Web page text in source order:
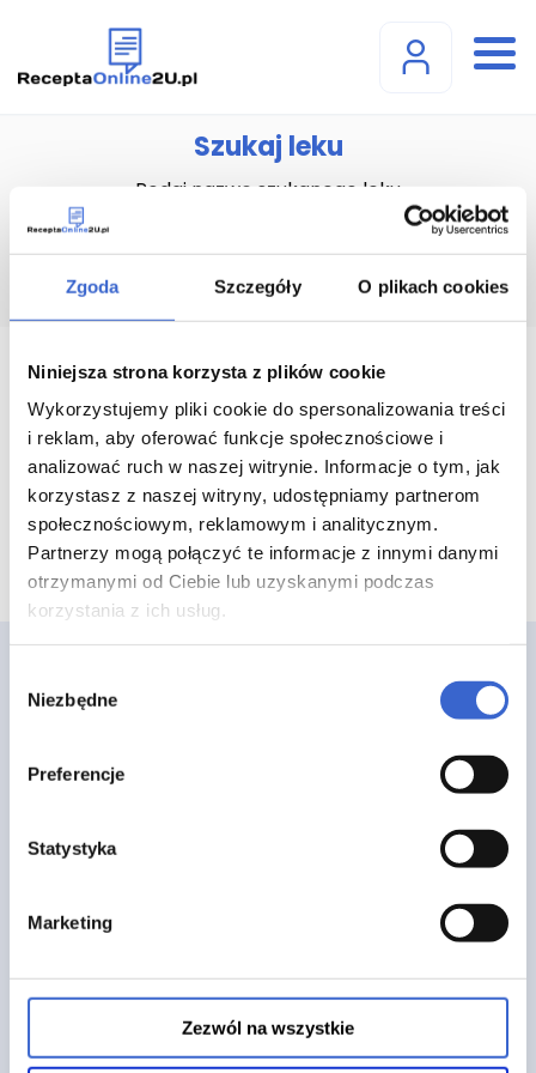
Zgoda Szczegóły O plikach cookies
Niniejsza strona korzysta z plików cookie
Wykorzystujemy pliki cookie do spersonalizowania treści
i reklam, aby oferować funkcje społecznościowe i
analizować ruch w naszej witrynie. Informacje o tym, jak
korzystasz z naszej witryny, udostępniamy partnerom
społecznościowym, reklamowym i analitycznym.
Partnerzy mogą połączyć te informacje z innymi danymi
otrzymanymi od Ciebie lub uzyskanymi podczas
korzystania z ich usług.
zgody
Niezbędne
Preferencje
Statystyka
Marketing
Zezwól na wszystkie
Szukaj leku
Podaj nazwę szukanego leku
Aerius tabl. powl.(5 mg) (5
mg) - 10 szt.
Polityka prywatności
Pliki cookies